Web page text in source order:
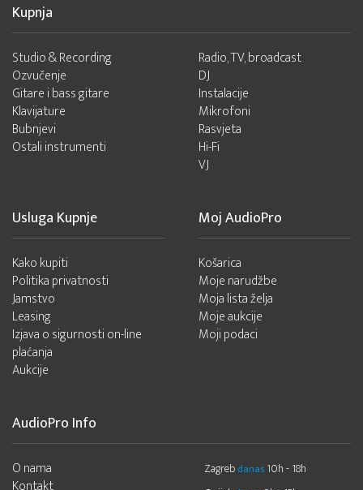
Kupnja
Studio & Recording
Ozvučenje
Gitare i bass gitare
Klavijature
Bubnjevi
Ostali instrumenti
Radio, TV, broadcast
DJ
Instalacije
Mikrofoni
Rasvjeta
Hi-Fi
VJ
Usluga Kupnje
Kako kupiti
Politika privatnosti
Jamstvo
Leasing
Izjava o sigurnosti on-line
plaćanja
Aukcije
Moj AudioPro
Košarica
Moje narudžbe
Moja lista želja
Moje aukcije
Moji podaci
AudioPro Info
O nama
Zagreb danas 10h - 18h